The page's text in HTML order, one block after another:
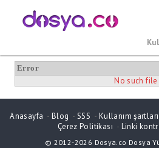
Error
No such file
Anasayfa - Blog -SSS - Kullanım şartları
Çerez Politikası - Linki
© 2012-2026 Dosya.co Dosya